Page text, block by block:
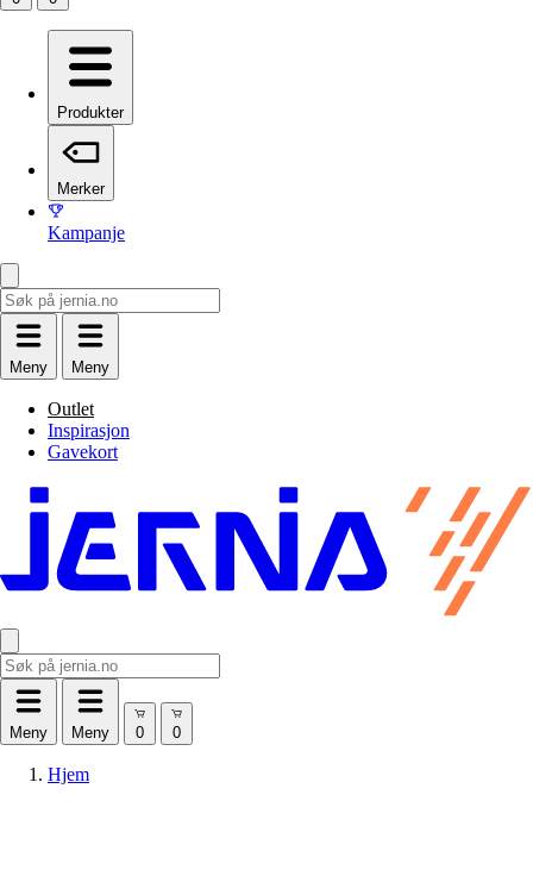
Produkter
Merker
Kampanje
Meny Meny
Outlet
Inspirasjon
Gavekort
Meny Meny
Hjem